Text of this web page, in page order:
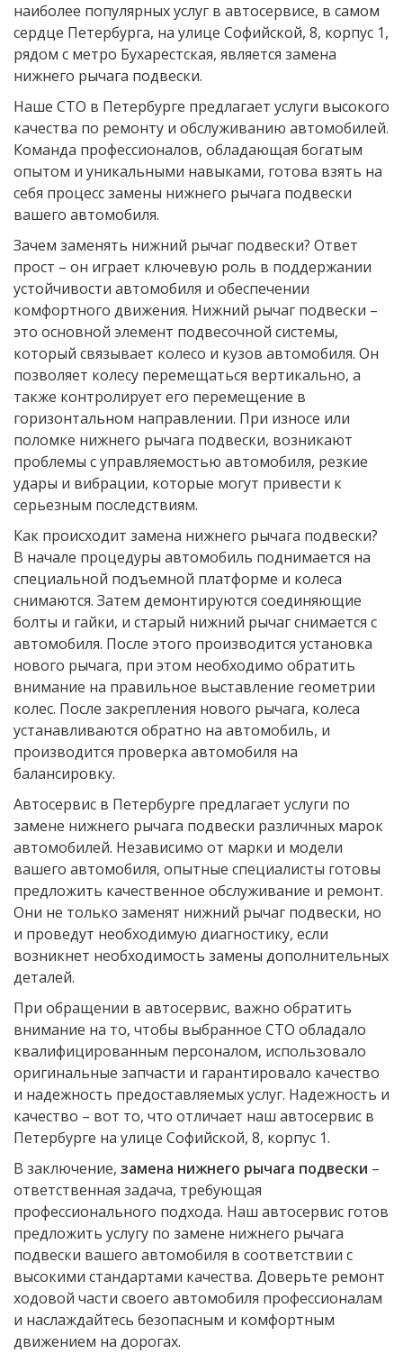
наиболее популярных услуг в автосервисе, в самом
сердце Петербурга, на улице Софийской, 8, корпус 1,
рядом с метро Бухарестская, является замена
нижнего рычага подвески.
Наше СТО в Петербурге предлагает услуги высокого
качества по ремонту и обслуживанию автомобилей.
Команда профессионалов, обладающая богатым
опытом и уникальными навыками, готова взять на
себя процесс замены нижнего рычага подвески
вашего автомобиля.
Зачем заменять нижний рычаг подвески? Ответ
прост – он играет ключевую роль в поддержании
устойчивости автомобиля и обеспечении
комфортного движения. Нижний рычаг подвески –
это основной элемент подвесочной системы,
который связывает колесо и кузов автомобиля. Он
позволяет колесу перемещаться вертикально, а
также контролирует его перемещение в
горизонтальном направлении. При износе или
поломке нижнего рычага подвески, возникают
проблемы с управляемостью автомобиля, резкие
удары и вибрации, которые могут привести к
серьезным последствиям.
Как происходит замена нижнего рычага подвески?
В начале процедуры автомобиль поднимается на
специальной подъемной платформе и колеса
снимаются. Затем демонтируются соединяющие
болты и гайки, и старый нижний рычаг снимается с
автомобиля. После этого производится установка
нового рычага, при этом необходимо обратить
внимание на правильное выставление геометрии
колес. После закрепления нового рычага, колеса
устанавливаются обратно на автомобиль, и
производится проверка автомобиля на
балансировку.
Автосервис в Петербурге предлагает услуги по
замене нижнего рычага подвески различных марок
автомобилей. Независимо от марки и модели
вашего автомобиля, опытные специалисты готовы
предложить качественное обслуживание и ремонт.
Они не только заменят нижний рычаг подвески, но
и проведут необходимую диагностику, если
возникнет необходимость замены дополнительных
деталей.
При обращении в автосервис, важно обратить
внимание на то, чтобы выбранное СТО обладало
квалифицированным персоналом, использовало
оригинальные запчасти и гарантировало качество
и надежность предоставляемых услуг. Надежность и
качество – вот то, что отличает наш автосервис в
Петербурге на улице Софийской, 8, корпус 1.
В заключение, замена нижнего рычага подвески –
ответственная задача, требующая
профессионального подхода. Наш автосервис готов
предложить услугу по замене нижнего рычага
подвески вашего автомобиля в соответствии с
высокими стандартами качества. Доверьте ремонт
ходовой части своего автомобиля профессионалам
и наслаждайтесь безопасным и комфортным
движением на дорогах.